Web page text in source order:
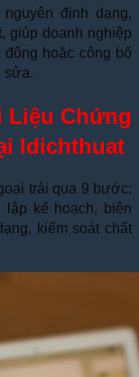
định dạng,
giúp doanh nghiệp
hoặc công bố
sửa.
Liệu Chứng
Idichthuat
trải qua 9 bước:
lập kế hoạch, biên
kiểm soát chất